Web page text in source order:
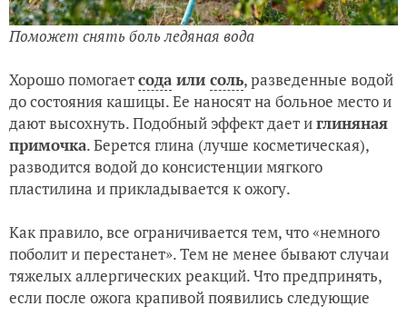
Поможет снять боль ледяная вода
Хорошо помогаетсодаили соль, разведенные водой
до состояния кашицы. Ее наносят на больное место и
дают высохнуть. Подобный эффект дает иглиняная
примочка. Берется глина (лучше косметическая),
разводится водой до консистенции мягкого
пластилина и прикладывается к ожогу.
Как правило, все ограничивается тем, что «немного
поболит и перестанет». Тем не менее бывают случаи
тяжелых аллергических реакций. Что предпринять,
если после ожога крапивой появились следующие